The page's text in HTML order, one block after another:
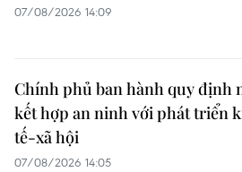
07/08/2026 14:09
Chính phủ ban hành quy định
kết hợp an ninh với phát triển
tế-xã hội
07/08/2026 14:05